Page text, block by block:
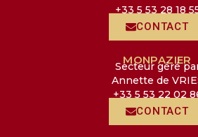
+33 5 53 28 18
CONTACT
MONPAZIER
Secteur géré
Annette de
+33 5 53 22 02
CONTACT